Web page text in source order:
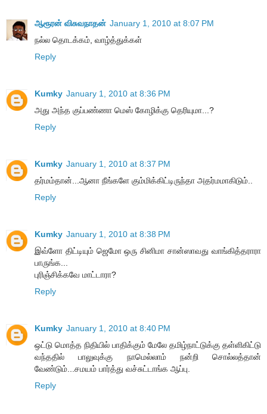
ஆரூரன் விசுவநாதன் January 1, 2010 at 8:07 PM
நல்ல தொடக்கம், வாழ்த்துக்கள்
Reply
Kumky January 1, 2010 at 8:36 PM
அது அந்த குப்பண்ணா மெஸ் கோழிக்கு தெரியுமா...?
Reply
Kumky January 1, 2010 at 8:37 PM
தர்மம்தான்...ஆனா நீங்களே கும்மிக்கிட்டிருந்தா அதர்மமாகிடும்..
Reply
Kumky January 1, 2010 at 8:38 PM
இவ்ளோ திட்டியும் ஜெமோ ஒரு சினிமா சான்ஸாவது வாங்கித்தராரா
பாருங்க...
புரிஞ்சிக்கவே மாட்டாரா?
Reply
Kumky January 1, 2010 at 8:40 PM
ஒட்டு மொத்த நிதியில் பாதிக்கும் மேலே தமிழ்நாட்டுக்கு தள்ளிகிட்டு
வந்ததில் பாலுவுக்கு நாமெல்லாம் நன்றி சொல்லத்தான்
வேண்டும்...சமயம் பார்த்து வச்சுட்டாங்க ஆப்பு.
Reply